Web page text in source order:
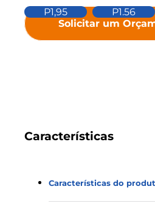
P1,95 P1.56
Solicitar um
Características
Características do